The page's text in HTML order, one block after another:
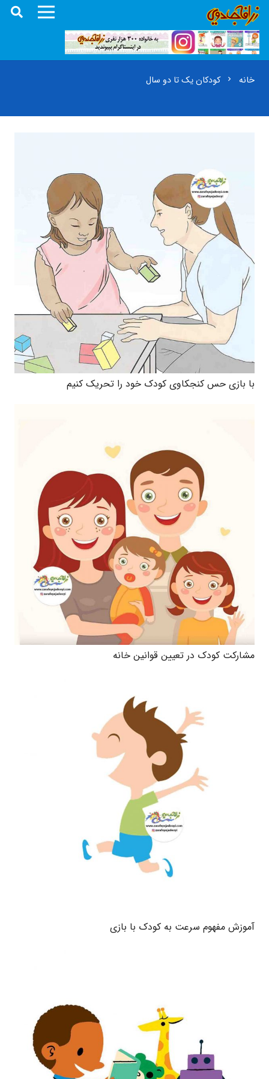
خانه chevron_right کودکان یک تا دو سال
با بازی حس کنجکاوی کودک خود را تحریک کنیم
مشارکت کودک در تعیین قوانین خانه
آموزش مفهوم سرعت به کودک با بازی